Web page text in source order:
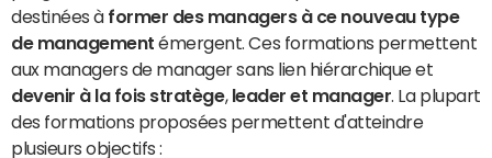
destinées à former des managers à ce nouveau type
de management émergent. Ces formations permettent
aux managers de manager sans lien hiérarchique et
devenir à la fois stratège, leader et manager . La plupart
des formations proposées permettent d'atteindre
plusieurs objectifs :